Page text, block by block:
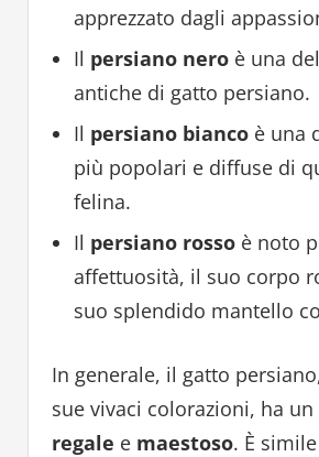
apprezzato dagli
Il persiano neroè una
antiche di gatto persiano.
Il persiano biancoè una
più popolari e diffuse di
felina.
Il persiano rossoè noto
affettuosità, il suo corpo
suo splendido mantello
In generale, il gatto
sue vivaci colorazioni, ha un
regale e maestoso. È